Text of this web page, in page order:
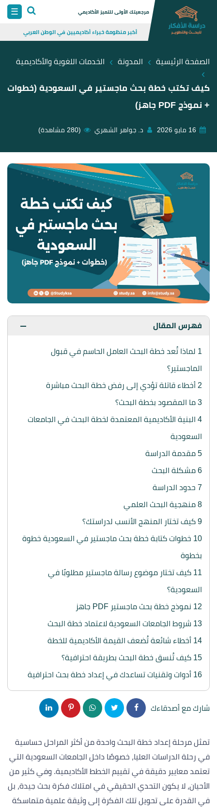
Skip
☰ مرجعيتك الأولى للتميز الأكاديمي
أكبر منظومة خبراء أكاديميين في الوطن العربي
الصفحة الرئيسية › المدونة › الخدمات اللغوية والأكاديمية
›
كيف تكتب خطة بحث ماجستير في السعودية (خطوات
+ نموذج PDF جاهز)
16 مايو 2026 د. جواهر الشهري (280 مشاهدة)
فهرس المقال
1 لماذا تُعد خطة البحث العامل الحاسم في قبول
الماجستير؟
2 أخطاء قاتلة تؤدي إلى رفض خطة البحث مباشرة
3 ما المقصود بخطة البحث؟
4 البنية الأكاديمية المعتمدة لخطة البحث في الجامعات
السعودية
5 مقدمة الدراسة
6 مشكلة البحث
7 حدود الدراسة
8 منهجية البحث العلمي
9 كيف تختار المنهج الأنسب لدراستك؟
10 خطوات كتابة خطة بحث ماجستير في السعودية خطوة
بخطوة
11 كيف تختار موضوع رسالة ماجستير مطلوبًا في
السعودية؟
12 نموذج خطة بحث ماجستير PDF جاهز
13 شروط الجامعات السعودية لاعتماد خطة البحث
14 أخطاء شائعة تُضعف القيمة الأكاديمية للخطة
15 كيف تُنسق خطة البحث بطريقة احترافية؟
16 أدوات وتقنيات تساعدك في إعداد خطة بحث احترافية
شارك مع أصدقاءك
تمثل مرحلة إعداد خطة البحث واحدة من أكثر المراحل حساسية
في رحلة الدراسات العليا، خصوصًا داخل الجامعات السعودية التي
تعتمد معايير دقيقة في تقييم الخطط الأكاديمية. وفي كثير من
الأحيان، لا يكون التحدي الحقيقي في امتلاك فكرة بحث جيدة، بل
في القدرة على تحويل تلك الفكرة إلى وثيقة علمية متماسكة